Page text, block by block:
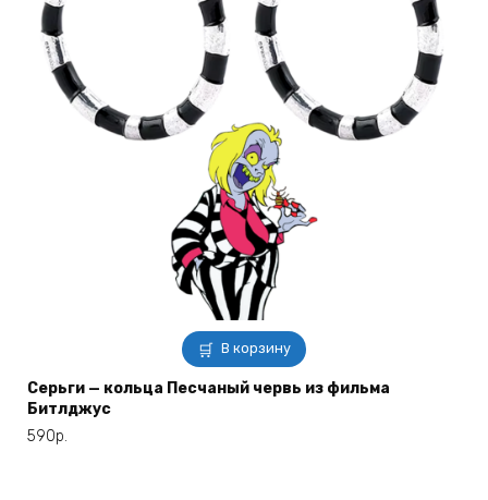
В корзину
Серьги — кольца Песчаный червь из фильма
Битлджус
590р.